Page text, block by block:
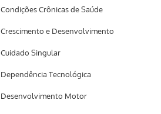
Condições Crônicas de Saúde
Crescimento e Desenvolvimento
Cuidado Singular
Dependência Tecnológica
Desenvolvimento Motor